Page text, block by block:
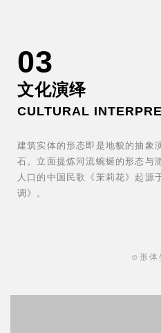
03
文化演绎
CULTURAL
建筑实体的形态即是地貌的抽象
石。立面提炼河流蜿蜒的形态与
人口的中国民歌《茉莉花》起源
调》。
⊙形体